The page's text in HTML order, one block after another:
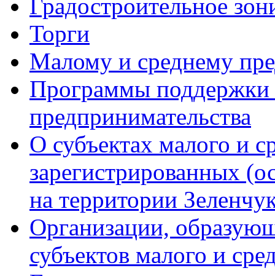
Градостроительное
Торги
Малому и среднему
Программы поддержки
предпринимательства
О субъектах малого и
зарегистрированных
на территории
Организации,
субъектов малого и